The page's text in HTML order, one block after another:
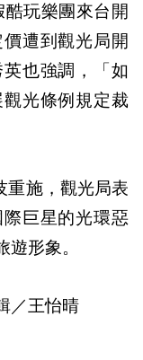
玩樂團來台開
遭到觀光局開
也強調，「如
光條例規定裁
重施，觀光局表
巨星的光環惡
形象。
／王怡晴